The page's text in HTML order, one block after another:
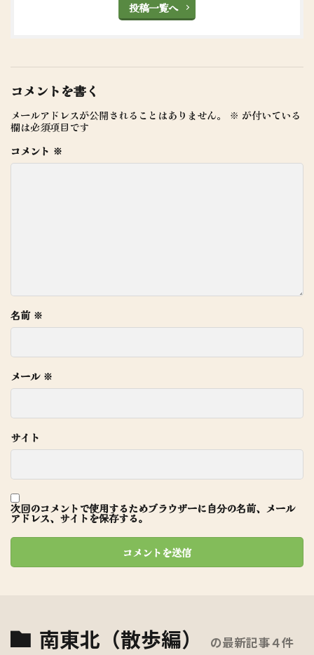
投稿一覧へ
コメントを書く
メールアドレスが公開されることはありません。 ※ が付いている
欄は必須項目です
コメント ※
名前 ※
メール ※
サイト
次回のコメントで使用するためブラウザーに自分の名前、メール
アドレス、サイトを保存する。
南東北（散歩編） の最新記事４件